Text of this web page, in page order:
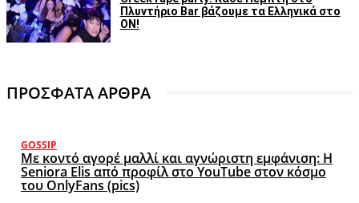
Πλυντήριο Bar βάζουμε τα Ελληνικά στο
ON!
ΠΡΟΣΦΑΤΑ ΑΡΘΡΑ
GOSSIP
Με κοντό αγορέ μαλλί και αγνώριστη εμφάνιση: Η
Seniora Elis από προφίλ στο YouTube στον κόσμο
του OnlyFans (pics)